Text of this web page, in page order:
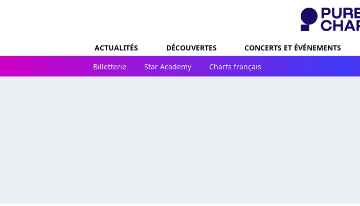
ACTUALITÉS DÉCOUVERTES CONCERTS ET ÉVÉNEMENTS
Billetterie
Star Academy Charts français